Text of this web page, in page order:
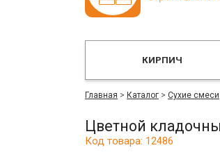
КИРПИЧ
Главная > Каталог > Сухие смеси
Цветной
Код товара: 12486